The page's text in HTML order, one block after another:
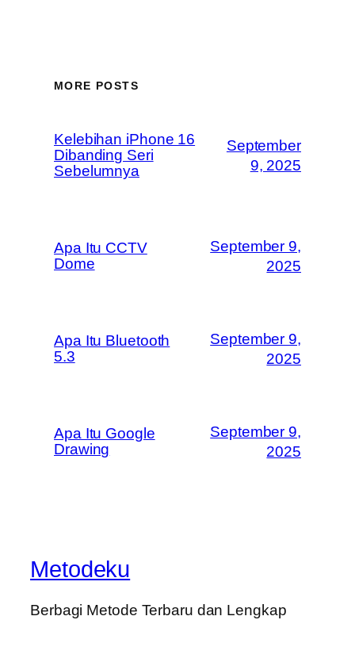
MORE POSTS
Kelebihan iPhone 16
Dibanding Seri
Sebelumnya
September
9, 2025
Apa Itu CCTV
Dome
September 9,
2025
Apa Itu Bluetooth
5.3
September 9,
2025
Apa Itu Google
Drawing
September 9,
2025
Metodeku
Berbagi Metode Terbaru dan Lengkap